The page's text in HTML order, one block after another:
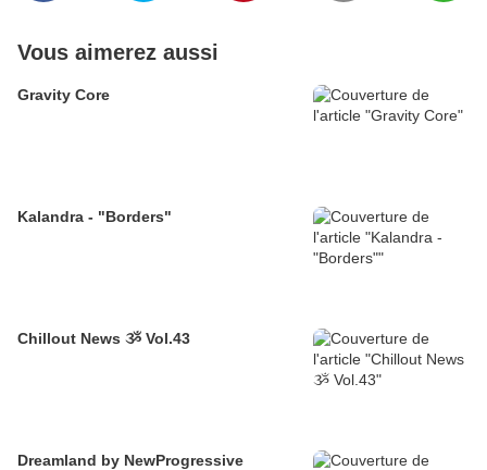
Vous aimerez aussi
Gravity Core
Kalandra - "Borders"
Chillout News ૐ Vol.43
Dreamland by NewProgressive